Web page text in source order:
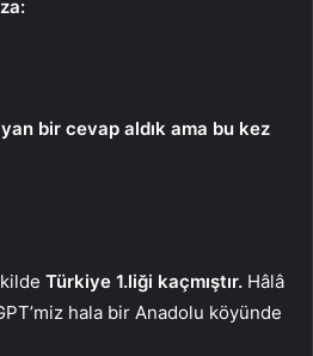
bir cevap aldık ama bu kez
Türkiye 1.liği kaçmıştır. Hâlâ
hala bir Anadolu köyünde